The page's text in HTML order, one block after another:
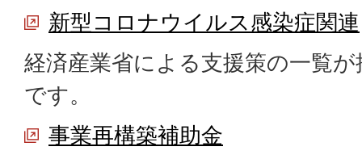
新型コロナウイルス感染症関連
経済産業省による支援策の一覧
です。
事業再構築補助金